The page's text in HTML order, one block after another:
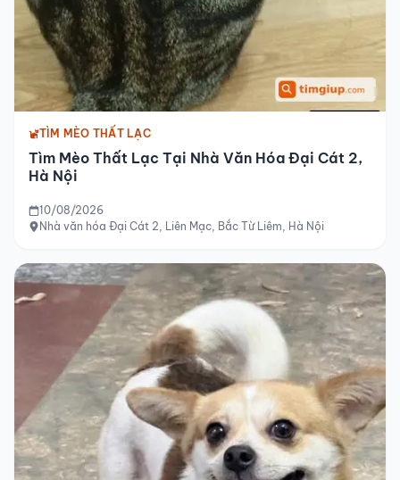
TÌM MÈO THẤT LẠC
Tìm Mèo Thất Lạc Tại Nhà Văn Hóa Đại Cát 2,
Hà Nội
10/08/2026
Nhà văn hóa Đại Cát 2, Liên Mạc, Bắc Từ Liêm, Hà Nội